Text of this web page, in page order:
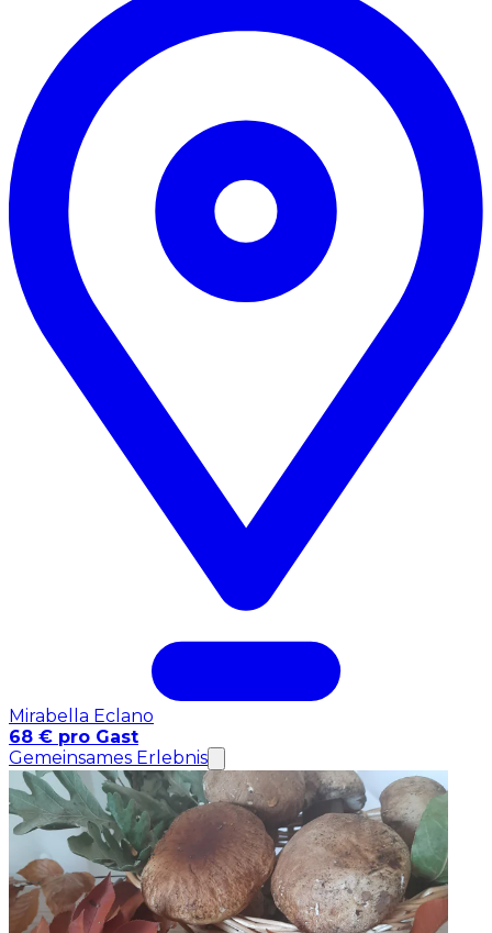
Mirabella Eclano
68 € pro Gast
Gemeinsames Erlebnis